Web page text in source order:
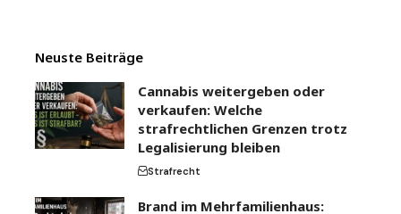
Neuste Beiträge
Cannabis weitergeben oder
verkaufen: Welche
strafrechtlichen Grenzen trotz
Legalisierung bleiben
Strafrecht
Brand im Mehrfamilienhaus: